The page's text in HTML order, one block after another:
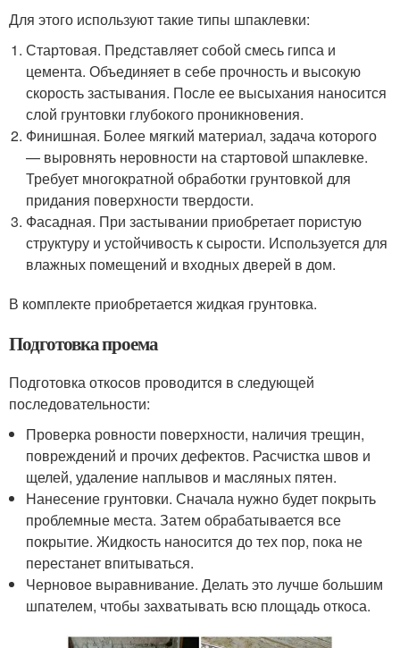
Для этого используют такие типы шпаклевки:
Стартовая. Представляет собой смесь гипса и
цемента. Объединяет в себе прочность и высокую
скорость застывания. После ее высыхания наносится
слой грунтовки глубокого проникновения.
Финишная. Более мягкий материал, задача которого
— выровнять неровности на стартовой шпаклевке.
Требует многократной обработки грунтовкой для
придания поверхности твердости.
Фасадная. При застывании приобретает пористую
структуру и устойчивость к сырости. Используется для
влажных помещений и входных дверей в дом.
В комплекте приобретается жидкая грунтовка.
Подготовка проема
Подготовка откосов проводится в следующей
последовательности:
Проверка ровности поверхности, наличия трещин,
повреждений и прочих дефектов. Расчистка швов и
щелей, удаление наплывов и масляных пятен.
Нанесение грунтовки. Сначала нужно будет покрыть
проблемные места. Затем обрабатывается все
покрытие. Жидкость наносится до тех пор, пока не
перестанет впитываться.
Черновое выравнивание. Делать это лучше большим
шпателем, чтобы захватывать всю площадь откоса.